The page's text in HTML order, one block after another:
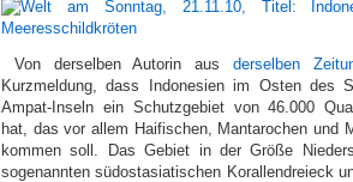
Von derselben Autorin aus derselben
Kurzmeldung, dass Indonesien im Osten des
Ampat-Inseln ein Schutzgebiet von 46.000
hat, das vor allem Haifischen, Mantarochen und
kommen soll. Das Gebiet in der Größe
sogenannten südostasiatischen Korallendreieck